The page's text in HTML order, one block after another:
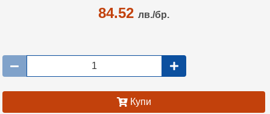
84.52 лв./бр.
Купи